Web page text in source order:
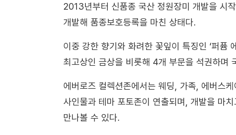
2013년부터 신품종 국산 정원장미 개발을 시
개발해 품종보호등록을 마친 상태다.
이중 강한 향기와 화려한 꽃잎이 특징인 ‘퍼퓸
최고상인 금상을 비롯해 4개 부문을 석권하며
에버로즈 컬렉션존에서는 웨딩, 가족, 에버스
사인물과 테마 포토존이 연출되며, 개발을 마
만나볼 수 있다.